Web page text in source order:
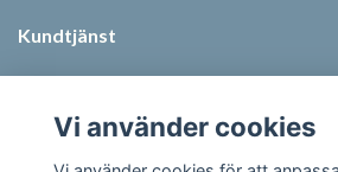
Kundtjänst
Vi använder cookies